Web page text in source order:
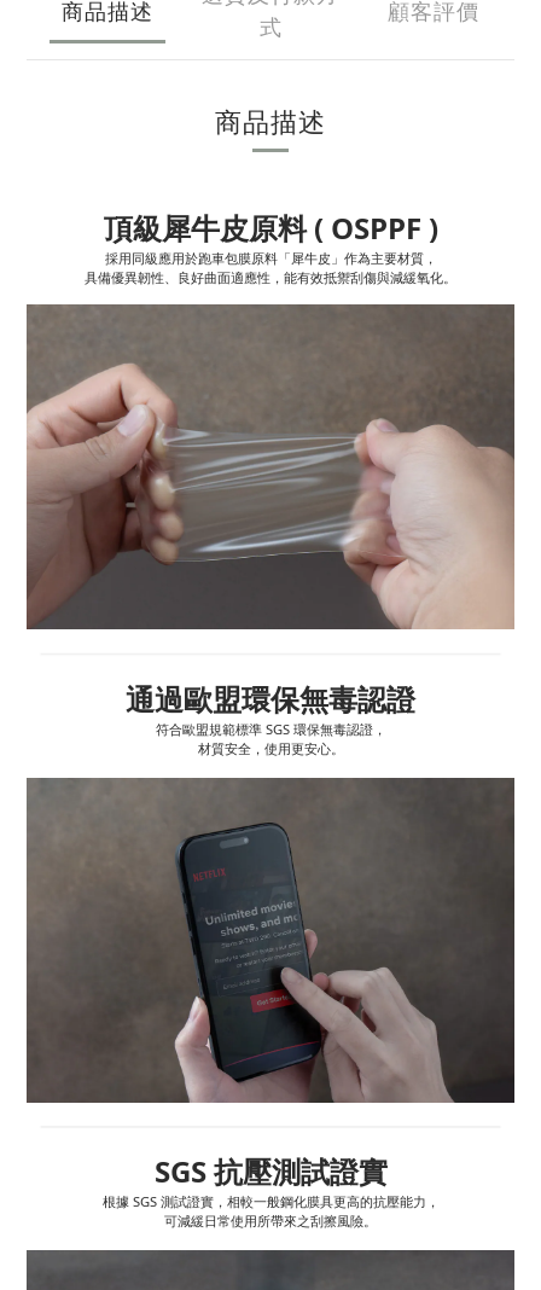
商品描述
式
顧客評價
商品描述
頂級犀牛皮原料 ( OSPPF )
採用同級應用於跑車包膜原料「犀牛皮」作為主要材質，
具備優異韌性、良好曲面適應性，能有效抵禦刮傷與減緩氧化。
通過歐盟環保無毒認證
符合歐盟規範標準 SGS 環保無毒認證，
材質安全，使用更安心。
SGS 抗壓測試證實
根據 SGS 測試證實，相較一般鋼化膜具更高的抗壓能力，
可減緩日常使用所帶來之刮擦風險。